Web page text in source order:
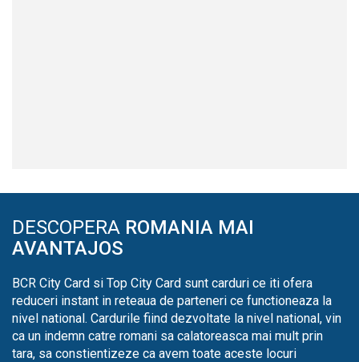
DESCOPERA ROMANIA MAI
AVANTAJOS
BCR City Card si Top City Card sunt carduri ce iti ofera
reduceri instant in reteaua de parteneri ce functioneaza la
nivel national. Cardurile fiind dezvoltate la nivel national, vin
ca un indemn catre romani sa calatoreasca mai mult prin
tara, sa constientizeze ca avem toate aceste locuri